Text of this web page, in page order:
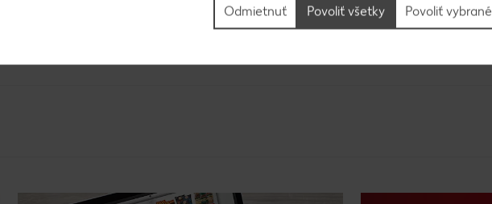
Povoliť vybrané
Odmietnuť Povoliť všetky